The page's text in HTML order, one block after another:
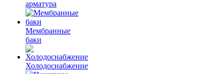
арматура
Мембранные
баки
Холодоснабжение